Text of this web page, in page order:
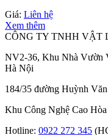
Giá: Liên hệ
Xem thêm
CÔNG TY TNHH VẬT
NV2-36, Khu Nhà Vườn
Hà Nội
184/35 đường Huỳnh
Khu Công Nghệ Cao
Hotline: 0922 272 345